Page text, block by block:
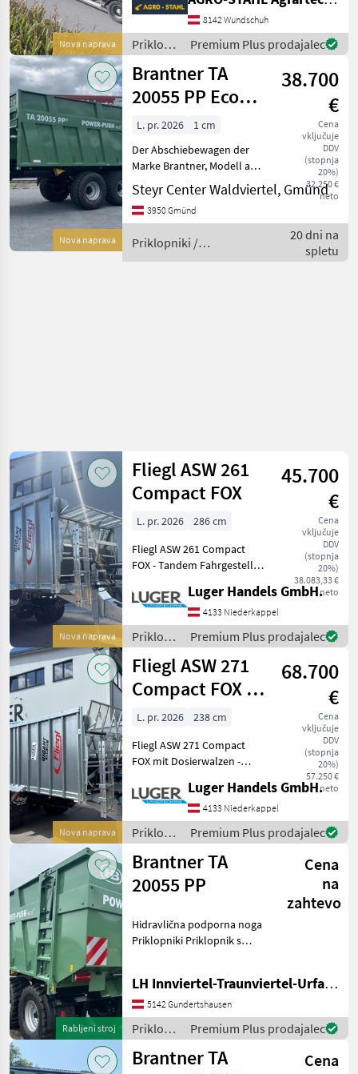
Nova naprava
für das schonende
Entladen von diversen
Schüttgütern. Ganz egal ob
Kartoffeln, Zuckerrüben,
Mai
8142 Wundschuh
Priklopniki
/ Agro-
Stahl
Premium Plus prodajalec
Nova naprava
Brantner TA
20055 PP Eco
Plus
38.700
€
Cena
vključuje
DDV
(stopnja
20%)
32.250 €
neto
L. pr. 2026
1 cm
Der Abschiebewagen der
Marke Brantner, Modell aus
dem Baujahr 2026,
präsentiert sich als
hochmodernes
mit erstklassigen
Eigenschaften.
Steyr Center Waldviertel, Gmünd
3950 Gmünd
Priklopniki /
Brantner
20 dni na
spletu
Nova naprava
Fliegl ASW 261
Compact FOX
45.700
€
Cena
vključuje
DDV
(stopnja
20%)
38.083,33 €
neto
L. pr. 2026
286 cm
Fliegl ASW 261 Compact
FOX - Tandem Fahrgestell -
kg (18.000 kg Achslast, 2.000
kg Stützlast) - hydraulischer
Stützfuß - 2- Kreis Dru
Luger Handels GmbH.
4133 Niederkappel
Priklopniki
/ Fliegl
Premium Plus prodajalec
Nova naprava
Fliegl ASW 271
Compact FOX -
Dosierwalzen
68.700
€
Cena
vključuje
DDV
(stopnja
20%)
57.250 €
neto
L. pr. 2026
238 cm
Fliegl ASW 271 Compact
FOX mit Dosierwalzen -
hydraulischer Stützfuß -
Druckluft mit ALB -
Achsausführung 406x120
Bremstrommel - 40 km/h
Luger Handels GmbH.
4133 Niederkappel
Priklopniki
/ Fliegl
Premium Plus prodajalec
Rabljeni stroj
Brantner TA
20055 PP
Cena
na
zahtevo
Hidravlična podporna noga
Priklopniki Priklopnik s
LH Innviertel-Traunviertel-Urfahr eGen, Gundertshausen
5142 Gundertshausen
Priklopniki
/
Brantner
Premium Plus prodajalec
Brantner TA
Cena